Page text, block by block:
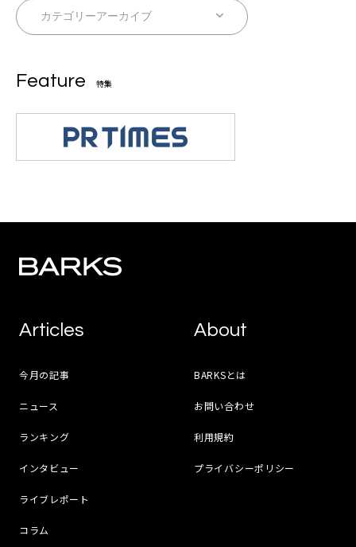
Feature 特集
Articles
今月の記事
ニュース
ランキング
インタビュー
ライブレポート
コラム
About
BARKSとは
お問い合わせ
利用規約
プライバシーポリシー